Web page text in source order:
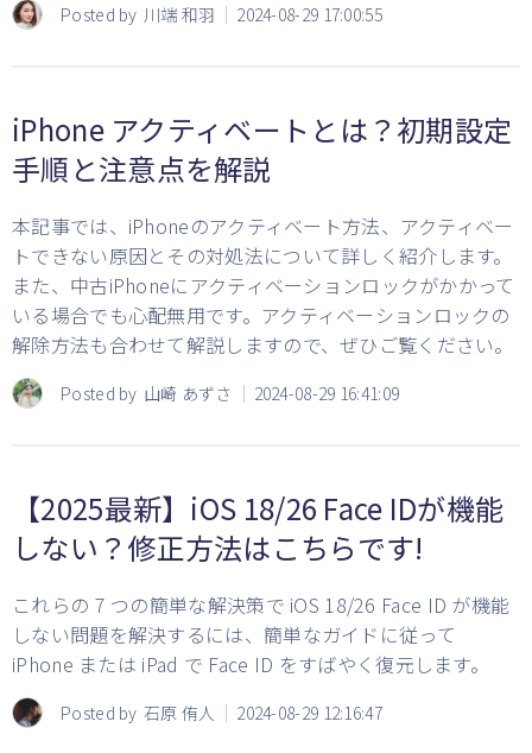
Posted by 川端 和羽 2024-08-29 17:00:55
iPhone アクティベートとは？初期設定
手順と注意点を解説
本記事では、iPhoneのアクティベート方法、アクティベー
トできない原因とその対処法について詳しく紹介します。
また、中古iPhoneにアクティベーションロックがかかって
いる場合でも心配無用です。アクティベーションロックの
解除方法も合わせて解説しますので、ぜひご覧ください。
Posted by 山崎 あずさ 2024-08-29 16:41:09
【2025最新】iOS 18/26 Face IDが機能
しない？修正方法はこちらです!
これらの 7 つの簡単な解決策で iOS 18/26 Face ID が機能
しない問題を解決するには、簡単なガイドに従って
iPhone または iPad で Face ID をすばやく復元します。
Posted by 石原 侑人 2024-08-29 12:16:47